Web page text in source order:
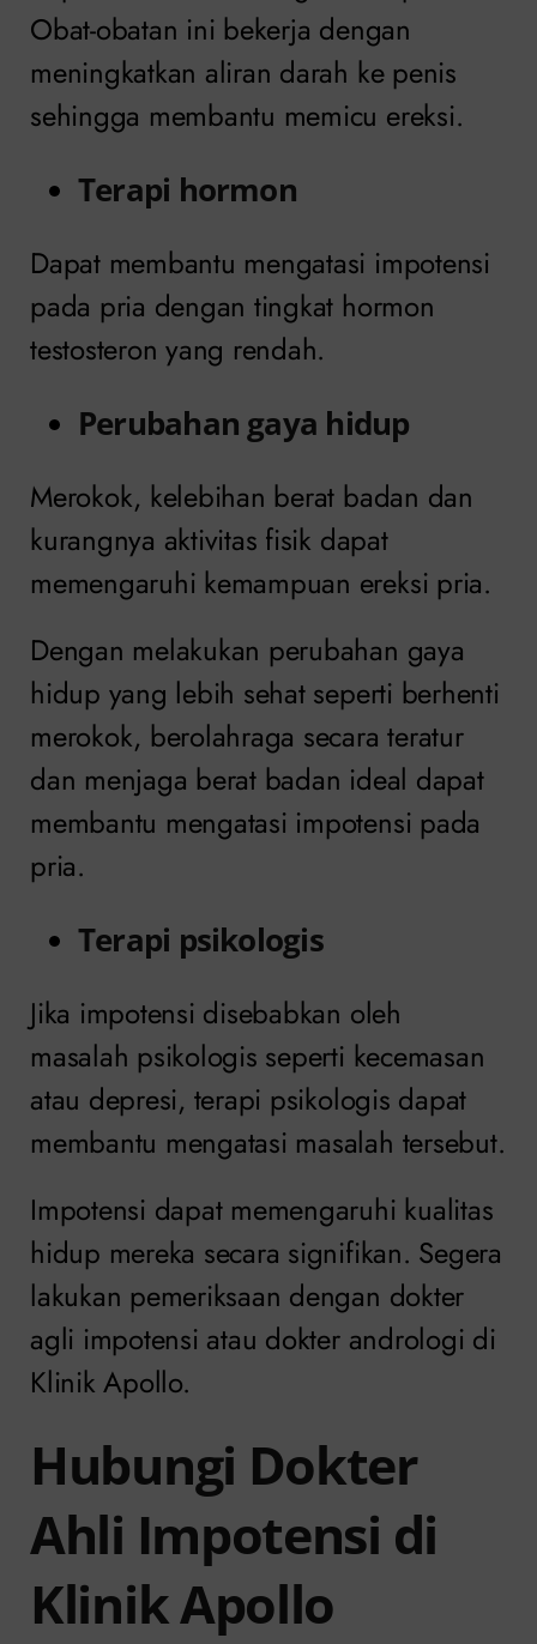
Obat-obatan ini bekerja dengan
meningkatkan aliran darah ke penis
sehingga membantu memicu ereksi.
Terapi hormon
Dapat membantu mengatasi impotensi
pada pria dengan tingkat hormon
testosteron yang rendah.
Perubahan gaya hidup
Merokok, kelebihan berat badan dan
kurangnya aktivitas fisik dapat
memengaruhi kemampuan ereksi pria.
Dengan melakukan perubahan gaya
hidup yang lebih sehat seperti berhenti
merokok, berolahraga secara teratur
dan menjaga berat badan ideal dapat
membantu mengatasi impotensi pada
pria.
Terapi psikologis
Jika impotensi disebabkan oleh
masalah psikologis seperti kecemasan
atau depresi, terapi psikologis dapat
membantu mengatasi masalah tersebut.
Impotensi dapat memengaruhi kualitas
hidup mereka secara signifikan. Segera
lakukan pemeriksaan dengan dokter
agli impotensi atau dokter andrologi di
Klinik Apollo.
Hubungi Dokter
Ahli Impotensi di
Klinik Apollo